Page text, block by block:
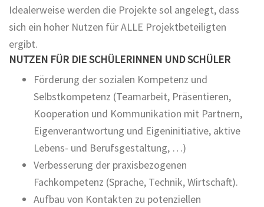
Idealerweise werden die Projekte sol angelegt, dass
sich ein hoher Nutzen für ALLE Projektbeteiligten
ergibt.
NUTZEN FÜR DIE SCHÜLERINNEN UND SCHÜLER
Förderung der sozialen Kompetenz und
Selbstkompetenz (Teamarbeit, Präsentieren,
Kooperation und Kommunikation mit Partnern,
Eigenverantwortung und Eigeninitiative, aktive
Lebens- und Berufsgestaltung, …)
Verbesserung der praxisbezogenen
Fachkompetenz (Sprache, Technik, Wirtschaft).
Aufbau von Kontakten zu potenziellen